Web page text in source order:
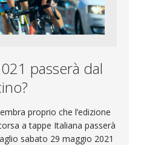
passerà dal
proprio che l’edizione
a tappe Italiana passerà
sabato 29 maggio 2021